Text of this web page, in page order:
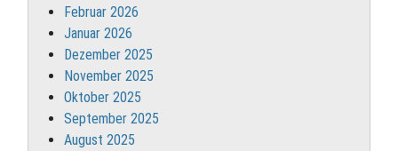
Februar 2026
Januar 2026
Dezember 2025
November 2025
Oktober 2025
September 2025
August 2025